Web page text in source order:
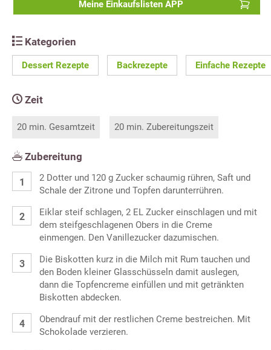
Meine Einkaufslisten APP
Kategorien
Dessert Rezepte Backrezepte Einfache Rezepte
Zeit
20 min. Gesamtzeit 20 min. Zubereitungszeit
Zubereitung
2 Dotter und 120 g Zucker schaumig rühren, Saft und
Schale der Zitrone und Topfen darunterrühren.
Eiklar steif schlagen, 2 EL Zucker einschlagen und mit
dem steifgeschlagenen Obers in die Creme
einmengen. Den Vanillezucker dazumischen.
Die Biskotten kurz in die Milch mit Rum tauchen und
den Boden kleiner Glasschüsseln damit auslegen,
dann die Topfencreme einfüllen und mit getränkten
Biskotten abdecken.
Obendrauf mit der restlichen Creme bestreichen. Mit
Schokolade verzieren.